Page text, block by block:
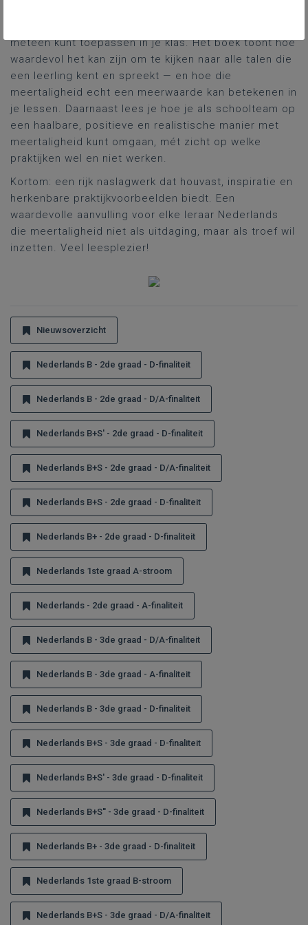
meteen kunt toepassen in je klas. Het boek toont hoe
waardevol het kan zijn om te kijken naar alle talen die
een leerling kent en spreekt — en hoe die
meertaligheid echt een meerwaarde kan betekenen in
je lessen. Daarnaast lees je hoe je als schoolteam op
een haalbare, positieve en realistische manier met
meertaligheid kunt omgaan, mét zicht op welke
praktijken wel en niet werken.
Kortom: een rijk naslagwerk dat houvast, inspiratie en
herkenbare praktijkvoorbeelden biedt. Een
waardevolle aanvulling voor elke leraar Nederlands
die meertaligheid niet als uitdaging, maar als troef wil
inzetten. Veel leesplezier!
Nieuwsoverzicht
Nederlands B - 2de graad - D-finaliteit
Nederlands B - 2de graad - D/A-finaliteit
Nederlands B+S' - 2de graad - D-finaliteit
Nederlands B+S - 2de graad - D/A-finaliteit
Nederlands B+S - 2de graad - D-finaliteit
Nederlands B+ - 2de graad - D-finaliteit
Nederlands 1ste graad A-stroom
Nederlands - 2de graad - A-finaliteit
Nederlands B - 3de graad - D/A-finaliteit
Nederlands B - 3de graad - A-finaliteit
Nederlands B - 3de graad - D-finaliteit
Nederlands B+S - 3de graad - D-finaliteit
Nederlands B+S' - 3de graad - D-finaliteit
Nederlands B+S'' - 3de graad - D-finaliteit
Nederlands B+ - 3de graad - D-finaliteit
Nederlands 1ste graad B-stroom
Nederlands B+S - 3de graad - D/A-finaliteit